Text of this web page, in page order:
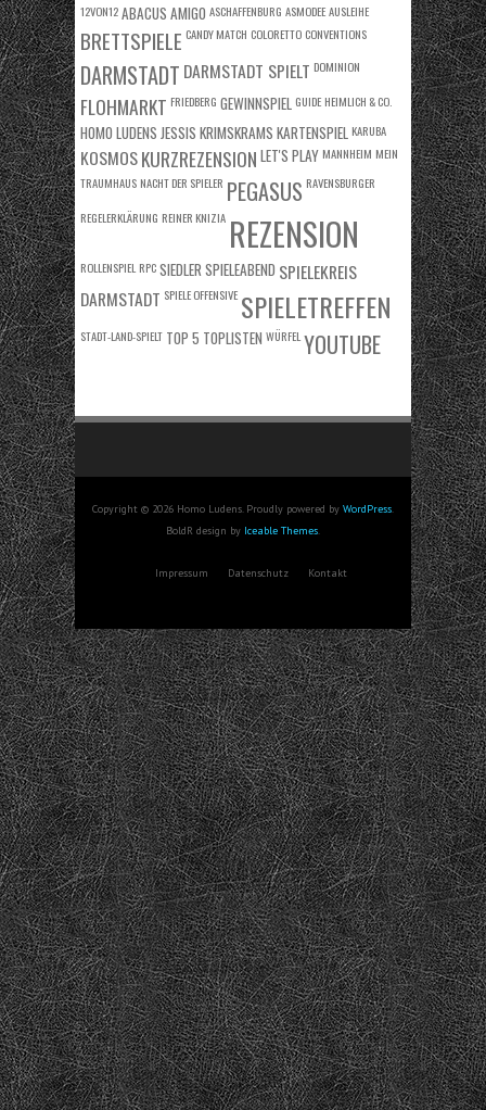
12VON12ABACUS AMIGO ASCHAFFENBURG ASMODEEAUSLEIHE
BRETTSPIELE CANDY MATCH COLORETTO CONVENTIONS
DARMSTADT DARMSTADT SPIELT DOMINION
FLOHMARKT FRIEDBERG GEWINNSPIEL GUIDE HEIMLICH & CO.
HOMO LUDENS JESSIS KRIMSKRAMS KARTENSPIEL KARUBA
KOSMOSKURZREZENSION LET'S PLAY MANNHEIM MEIN
TRAUMHAUS NACHT DER SPIELER PEGASUS RAVENSBURGER
REGELERKLÄRUNG REINER KNIZIA REZENSION
ROLLENSPIEL RPCSIEDLER SPIELEABEND SPIELEKREIS
DARMSTADT SPIELE OFFENSIVE SPIELETREFFEN
STADT-LAND-SPIELT TOP 5 TOPLISTEN WÜRFEL YOUTUBE
Copyright © 2026 Homo Ludens. Proudly powered by WordPress.
BoldR design by Iceable Themes.
Impressum Datenschutz Kontakt